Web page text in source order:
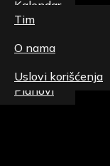
Kalendar
Planovi
Tim
O nama
Uslovi korišćenja
Newsletter